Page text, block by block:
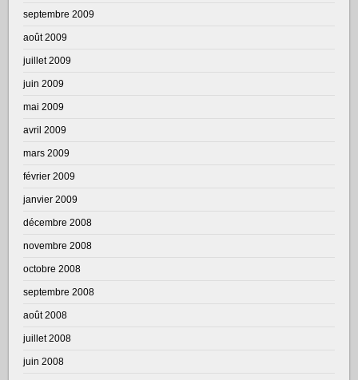
septembre 2009
août 2009
juillet 2009
juin 2009
mai 2009
avril 2009
mars 2009
février 2009
janvier 2009
décembre 2008
novembre 2008
octobre 2008
septembre 2008
août 2008
juillet 2008
juin 2008